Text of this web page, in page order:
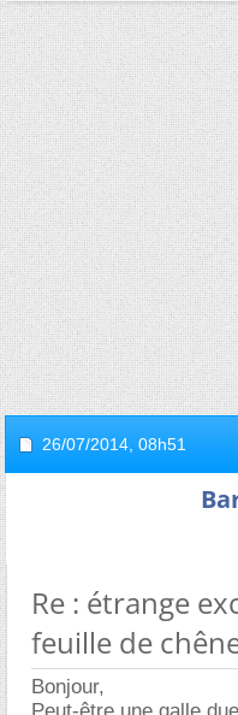
26/07/2014, 08h51
Re : étrange
feuille de
Bonjour,